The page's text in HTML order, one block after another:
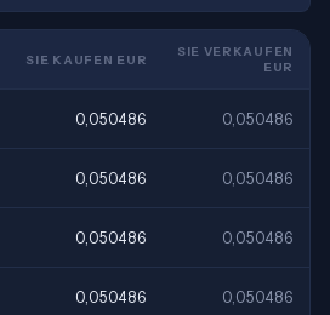
SIE KAUFEN EUR
SIE VERKAUFEN
EUR
0,050486 0,050486
0,050486 0,050486
0,050486 0,050486
0,050486 0,050486